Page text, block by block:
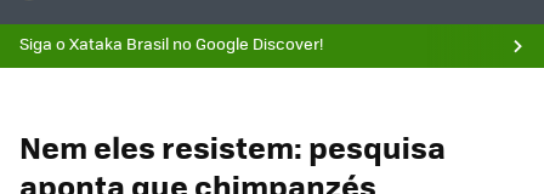
Siga o Xataka Brasil no Google Discover!
Nem eles resistem: pesquisa
aponta que chimpanzés